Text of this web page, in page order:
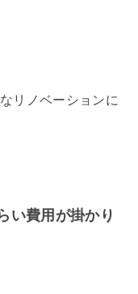
リノベーションに
い費用が掛かり